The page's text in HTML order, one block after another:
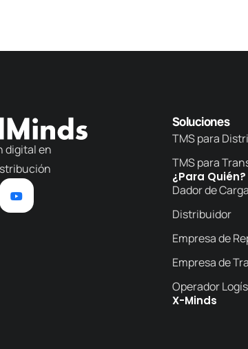
digital en
Soluciones
TMS para
TMS para
¿Para Quién?
Dador de Carga
Distribuidor
Empresa de
Empresa de
Operador
X-Minds